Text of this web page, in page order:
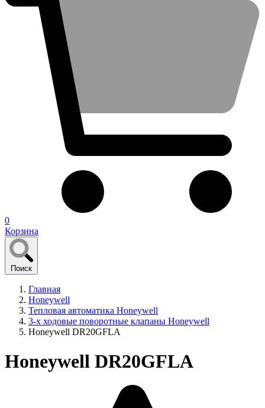
0
Корзина
Поиск
Главная
Honeywell
Тепловая автоматика Honeywell
3-х ходовые поворотные клапаны Honeywell
Honeywell DR20GFLA
Honeywell DR20GFLA